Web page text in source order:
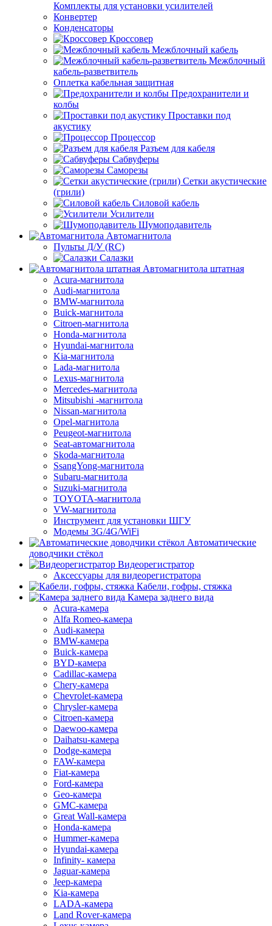
Комплекты для установки усилителей
Конвертер
Конденсаторы
Кроссовер
Межблочный кабель
Межблочный
кабель-разветвитель
Оплетка кабельная защитная
Предохранители и
колбы
Проставки под
акустику
Процессор
Разъем для кабеля
Сабвуферы
Саморезы
Сетки акустические
(грили)
Силовой кабель
Усилители
Шумоподавитель
Автомагнитола
Пульты Д/У (RC)
Салазки
Автомагнитола штатная
Acura-магнитола
Audi-магнитола
BMW-магнитола
Buick-магнитола
Citroen-магнитола
Honda-магнитола
Hyundai-магнитола
Kia-магнитола
Lada-магнитола
Lexus-магнитола
Mercedes-магнитола
Mitsubishi -магнитола
Nissan-магнитола
Opel-магнитола
Peugeot-магнитола
Seat-автомагнитола
Skoda-магнитола
SsangYong-магнитола
Subaru-магнитола
Suzuki-магнитола
TOYOTA-магнитола
VW-магнитола
Инструмент для установки ШГУ
Модемы 3G/4G/WiFi
Автоматические
доводчики стёкол
Видеорегистратор
Аксессуары для видеорегистратора
Кабели, гофры, стяжка
Камера заднего вида
Acura-камера
Alfa Romeo-камера
Audi-камера
BMW-камера
Buick-камера
BYD-камера
Cadillac-камера
Chery-камера
Chevrolet-камера
Chrysler-камера
Citroen-камера
Daewoo-камера
Daihatsu-камера
Dodge-камера
FAW-камера
Fiat-камера
Ford-камера
Geo-камера
GMC-камера
Great Wall-камера
Honda-камера
Hummer-камера
Hyundai-камера
Infinity- камера
Jaguar-камера
Jeep-камера
Kia-камера
LADA-камера
Land Rover-камера